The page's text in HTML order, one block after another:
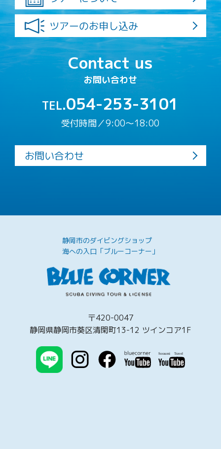
ツアーのお申し込み
Contact us
お問い合わせ
TEL.054-253-3101
受付時間／9:00〜18:00
お問い合わせ
静岡市のダイビングショップ
海への入口「ブルーコーナー」
〒420-0047
静岡県静岡市葵区清閑町13-12 ツインコア1F